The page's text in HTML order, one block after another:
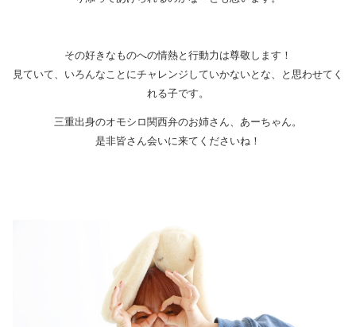
その好きなものへの情熱と行動力は尊敬します！
見ていて、いろんなことにチャレンジしていかないとな、と思わせてく
れる子です。
三重出身のオモシロ関西弁のお姉さん、あーちゃん。
是非皆さん会いに来てくださいね！